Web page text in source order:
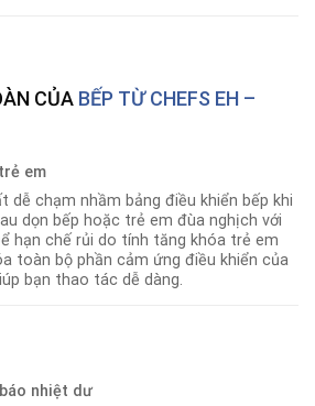
CỦA BẾP TỪ CHEFS EH –
em
dễ chạm nhầm bảng điều khiển bếp khi
dọn bếp hoặc trẻ em đùa nghịch với
hạn chế rủi do tính tăng khóa trẻ em
toàn bộ phần cảm ứng điều khiển của
bạn thao tác dễ dàng.
nhiệt dư